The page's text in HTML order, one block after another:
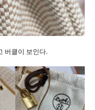
버클이 보인다.